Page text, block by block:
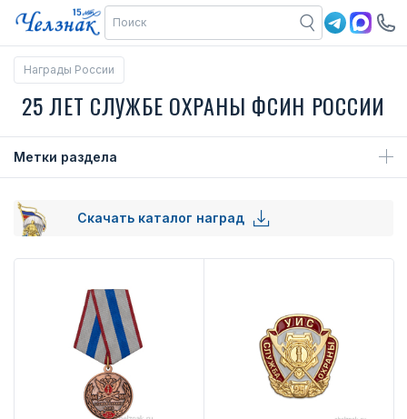
Награды России
25 ЛЕТ СЛУЖБЕ ОХРАНЫ ФСИН РОССИИ
Метки раздела
Скачать каталог наград